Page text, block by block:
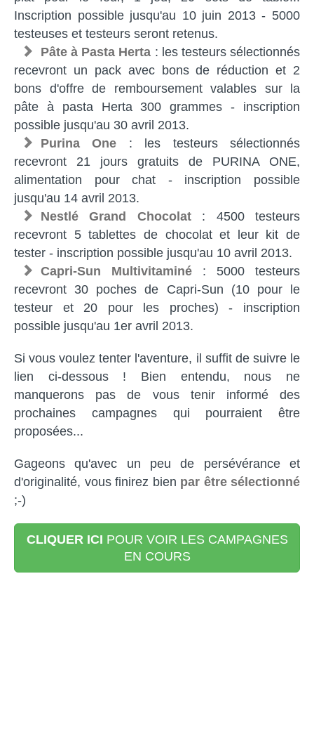
Inscription possible jusqu'au 10 juin 2013 - 5000
testeuses et testeurs seront retenus.
Pâte à Pasta Herta : les testeurs sélectionnés
recevront un pack avec bons de réduction et 2
bons d'offre de remboursement valables sur la
pâte à pasta Herta 300 grammes - inscription
possible jusqu'au 30 avril 2013.
Purina One : les testeurs sélectionnés
recevront 21 jours gratuits de PURINA ONE,
alimentation pour chat - inscription possible
jusqu'au 14 avril 2013.
Nestlé Grand Chocolat: 4500 testeurs
recevront 5 tablettes de chocolat et leur kit de
tester - inscription possible jusqu'au 10 avril 2013.
Capri-Sun Multivitaminé : 5000 testeurs
recevront 30 poches de Capri-Sun (10 pour le
testeur et 20 pour les proches) - inscription
possible jusqu'au 1er avril 2013.
Si vous voulez tenter l'aventure, il suffit de suivre le
lien ci-dessous ! Bien entendu, nous ne
manquerons pas de vous tenir informé des
prochaines campagnes qui pourraient être
proposées...
Gageons qu'avec un peu de persévérance et
d'originalité, vous finirez bien par être sélectionné
;-)
CLIQUER ICI POUR VOIR LES CAMPAGNES
EN COURS